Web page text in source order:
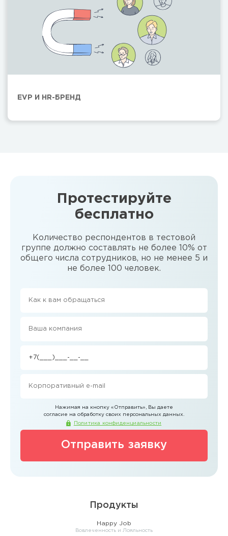
EVP И HR-БРЕНД
Протестируйте
бесплатно
Количество респондентов в тестовой
группе должно составлять не более 10% от
общего числа сотрудников, но не менее 5 и
не более 100 человек.
Отправить заявку
Нажимая на кнопку «Отправить» , Вы даете
согласие на обработку своих персональных данных.
Политика конфиденциальности
Продукты
Happy Job
Вовлеченность и Лояльность